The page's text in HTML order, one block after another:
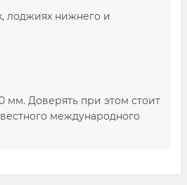
лоджиях нижнего и
мм. Доверять при этом стоит
международного